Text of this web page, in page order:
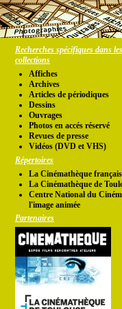
Recherches spécifiques dans les
collections
Affiches
Archives
Articles de périodiques
Dessins
Ouvrages
Photos en accés réservé
Revues de presse
Vidéos (DVD et VHS)
Répertoires
La Cinémathèque
La Cinémathèque de
Centre National du
l'image animée
Partenaires